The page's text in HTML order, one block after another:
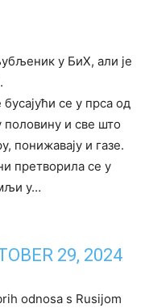
у БиХ, али је
се у прса од
и све што
понижавају и газе.
претворила се у
у…
29, 2024
odnosa s Rusijom